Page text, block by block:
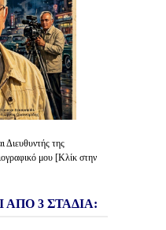
Διευθυντής της
μου [Κλίκ στην
ΑΠΟ 3 ΣΤΑΔΙΑ: